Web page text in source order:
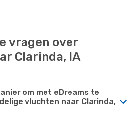
vragen over
Clarinda, IA
om met eDreams te
vluchten naar Clarinda,